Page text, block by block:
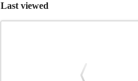
Last viewed